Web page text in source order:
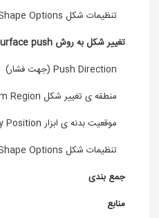
تنظیمات شکل Shape Options
تغییر شکل به روش Surface push(فشار سطح)
منطقه ی تغییر شکل Deform Region
موقعیت بدنه ی ابزار Tool Body Position
تنظیمات شکل Shape Options
جمع بندی
منابع